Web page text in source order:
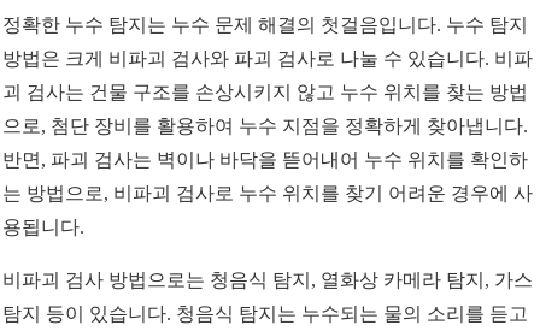
정확한 누수 탐지는 누수 문제 해결의 첫걸음입니다. 누수 탐지
방법은 크게 비파괴 검사와 파괴 검사로 나눌 수 있습니다. 비파
괴 검사는 건물 구조를 손상시키지 않고 누수 위치를 찾는 방법
으로, 첨단 장비를 활용하여 누수 지점을 정확하게 찾아냅니다.
반면, 파괴 검사는 벽이나 바닥을 뜯어내어 누수 위치를 확인하
는 방법으로, 비파괴 검사로 누수 위치를 찾기 어려운 경우에 사
용됩니다.
비파괴 검사 방법으로는 청음식 탐지, 열화상 카메라 탐지, 가스
탐지 등이 있습니다. 청음식 탐지는 누수되는 물의 소리를 듣고